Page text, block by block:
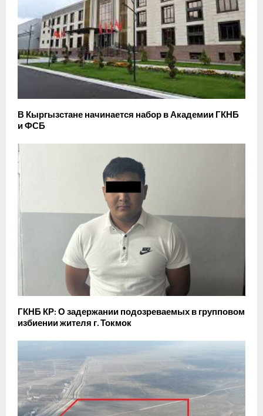
В Кыргызстане начинается набор в Академии ГКНБ
и ФСБ
ГКНБ КР: О задержании подозреваемых в групповом
избиении жителя г. Токмок